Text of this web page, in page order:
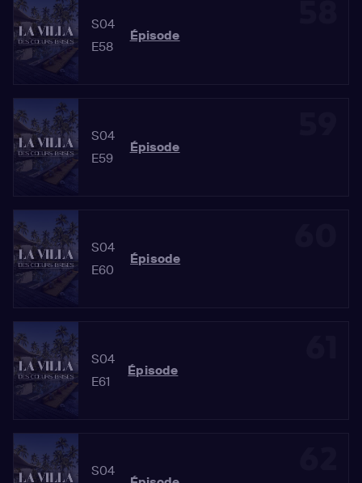
S04
E58
Épisode
S04
E59
Épisode
S04
E60
Épisode
S04
E61
Épisode
S04